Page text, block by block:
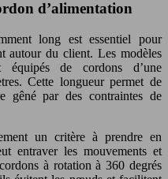
d’alimentation
long est essentiel pour
autour du client. Les modèles
équipés de cordons d’une
Cette longueur permet de
gêné par des contraintes de
un critère à prendre en
entraver les mouvements et
à rotation à 360 degrés